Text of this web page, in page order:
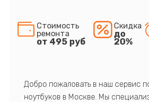
Стоимость
ремонта
от 495 руб
Скидка
до
20%
Добро пожаловать в наш сервис
ноутбуков в Москве. Мы